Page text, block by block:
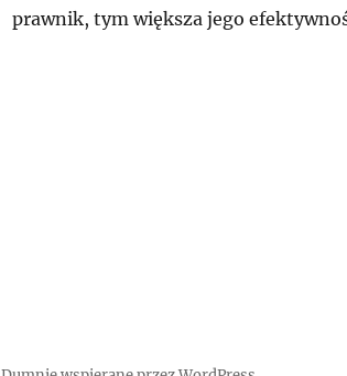
prawnik, tym większa jego